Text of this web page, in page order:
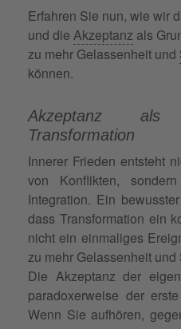
Erfahren Sie nun, wie wir
und die Akzeptanz als
zu mehr Gelassenheit und
können.
Akzeptanz
Transformation
Innerer Frieden entsteht
von Konflikten,
Integration. Ein
dass Transformation ein
nicht ein einmaliges
zu mehr Gelassenheit
Die Akzeptanz der
paradoxerweise der
Wenn Sie aufhören,